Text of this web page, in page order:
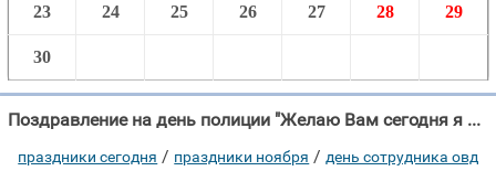
23 24 25 26 27 28 29
30
Поздравление на день полиции "Желаю Вам сегодня я Побед в работе вашей, Пусть будут верные друзья – Ведь жизнь "
праздники сегодня / праздники ноября /день сотрудника овд